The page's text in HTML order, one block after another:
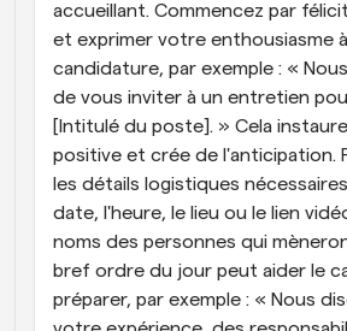
accueillant. Commencez par
et exprimer votre enthousiasme
candidature, par exemple : «
de vous inviter à un entretien
[Intitulé du poste]. » Cela
positive et crée de l'anticipation.
les détails logistiques
date, l'heure, le lieu ou le lien
noms des personnes qui
bref ordre du jour peut aider le
préparer, par exemple : « Nous